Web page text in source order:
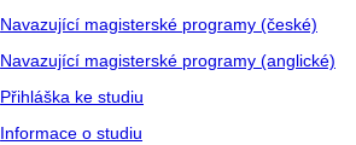
Navazující magisterské programy (české)
Navazující magisterské programy (anglické)
Přihláška ke studiu
Informace o studiu